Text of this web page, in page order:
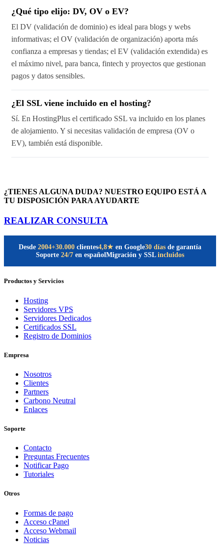
¿Qué tipo elijo: DV, OV o EV?
El DV (validación de dominio) es ideal para blogs y webs
informativas; el OV (validación de organización) aporta más
confianza a empresas y tiendas; el EV (validación extendida) es
el máximo nivel, para banca, fintech y proyectos que gestionan
pagos y datos sensibles.
¿El SSL viene incluido en el hosting?
Sí. En HostingPlus el certificado SSL va incluido en los planes
de alojamiento. Y si necesitas validación de empresa (OV o
EV), también está disponible.
¿TIENES ALGUNA DUDA? NUESTRO EQUIPO ESTÁ A
TU DISPOSICIÓN PARA AYUDARTE
REALIZAR CONSULTA
Desde 2004+30.000 clientes4,8★ en Google30 días de garantía
Soporte 24/7 en españolMigración y SSL incluidos
Productos y Servicios
Hosting
Servidores VPS
Servidores Dedicados
Certificados SSL
Registro de Dominios
Empresa
Nosotros
Clientes
Partners
Carbono Neutral
Enlaces
Soporte
Contacto
Preguntas Frecuentes
Notificar Pago
Tutoriales
Otros
Formas de pago
Acceso cPanel
Acceso Webmail
Noticias